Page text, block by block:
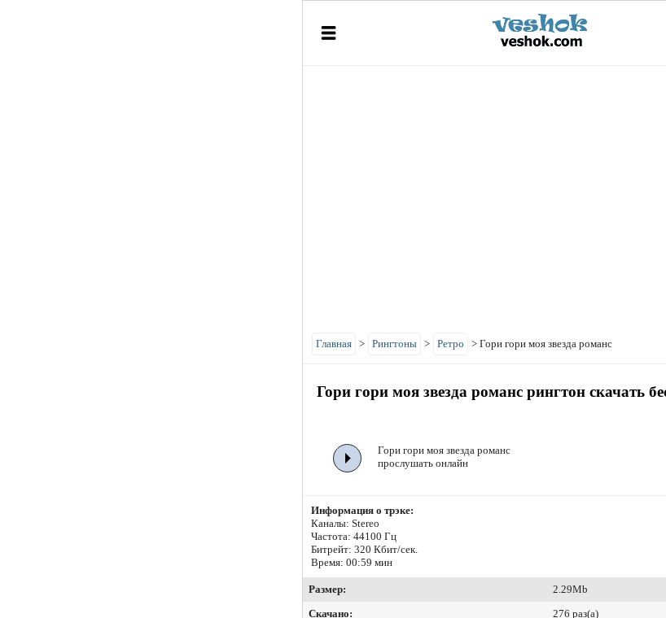
Главная > Рингтоны > Ретро > Гори гори моя звезда романс
Гори гори моя звезда романс рингтон скачать
Гори гори моя звезда романс
прослушать онлайн
Информация о трэке:
Каналы: Stereo
Частота: 44100 Гц
Битрейт: 320 Кбит/сек.
Время: 00:59 мин
Размер:
2.29Mb
Скачано:
276 раз(а)